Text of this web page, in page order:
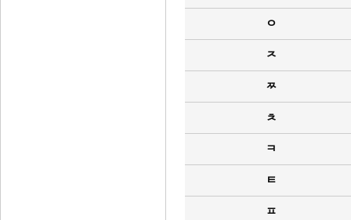
ㅇ
ㅈ
ㅉ
ㅊ
ㅋ
ㅌ
ㅍ